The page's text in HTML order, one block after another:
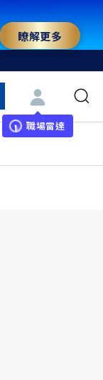
瞭解更多
職場雷達